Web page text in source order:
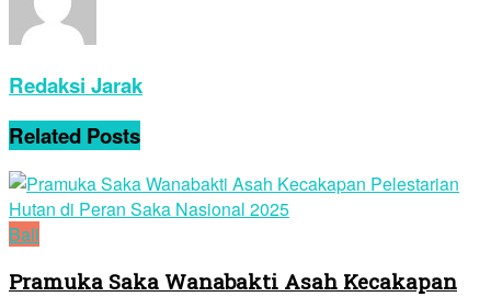
Redaksi Jarak
Related Posts
Bali
Pramuka Saka Wanabakti Asah Kecakapan